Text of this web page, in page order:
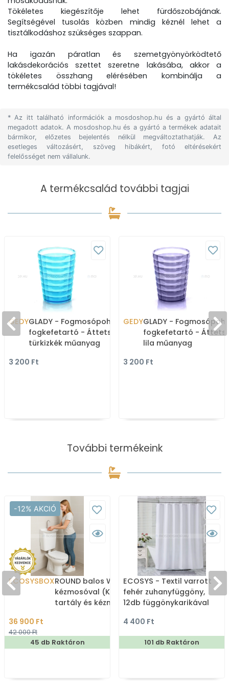
Tökéletes kiegészítője lehet fürdőszobájának.
Segítségével tusolás közben mindig kéznél lehet a
tisztálkodáshoz szükséges szappan.
Ha igazán páratlan és szemetgyönyörködtető
lakásdekorációs szettet szeretne lakásába, akkor a
tökéletes összhang elérésében kombinálja a
termékcsalád többi tagjával!
* Az itt található információk a mosdoshop.hu és a gyártó által
megadott adatok. A mosdoshop.hu és a gyártó a termékek adatait
bármikor, előzetes bejelentés nélkül megváltoztathatják. Az
esetleges változásért, szöveg hibákért, fotó eltérésekért
felelősséget nem vállalunk.
A termékcsalád további tagjai
GEDYGLADY - Fogmosópohár,
fogkefetartó - Áttetsző
türkizkék műanyag
3 200 Ft
GEDYGLADY -
fogkefetartó -
lila műanyag
3 200 Ft
További termékeink
-12% AKCIÓ
ECOSYSBOXROUND balos WC tartály
kézmosóval (Kombi WC
tartály és kézmosó)
36 900 Ft
42 000 Ft
45 db Raktáron
ECOSYS - Textil varrott
fehér zuhanyfüggöny,
12db függönykarikával
4 400 Ft
101 db Raktáron